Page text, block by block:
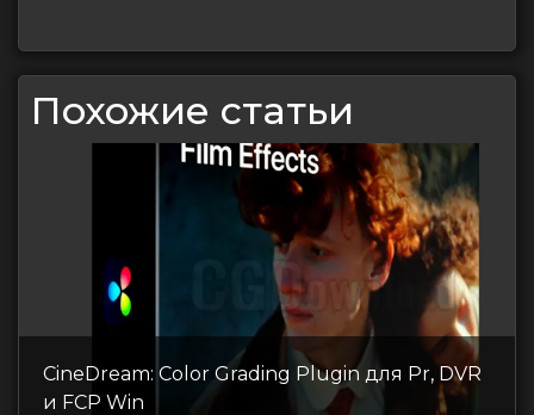
Похожие статьи
CineDream: Color Grading Plugin для Pr, DVR
и FCP Win